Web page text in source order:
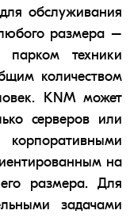
обслуживания
размера –
техники
количеством
KNM может
серверовили
на
размера. Для
задачами